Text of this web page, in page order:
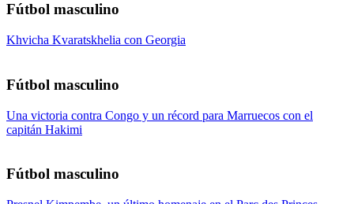
Fútbol masculino
Khvicha Kvaratskhelia con Georgia
Fútbol masculino
Una victoria contra Congo y un récord para Marruecos con el
capitán Hakimi
Fútbol masculino